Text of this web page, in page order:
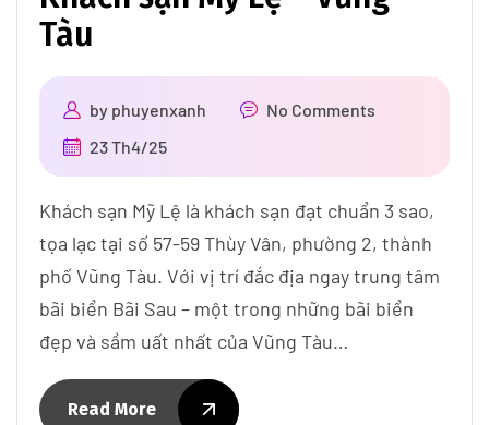
Tàu
by phuyenxanh
No Comments
23 Th4/25
Khách sạn Mỹ Lệ là khách sạn đạt chuẩn 3 sao,
tọa lạc tại số 57-59 Thùy Vân, phường 2, thành
phố Vũng Tàu. Với vị trí đắc địa ngay trung tâm
bãi biển Bãi Sau – một trong những bãi biển
đẹp và sầm uất nhất của Vũng Tàu…
Read More